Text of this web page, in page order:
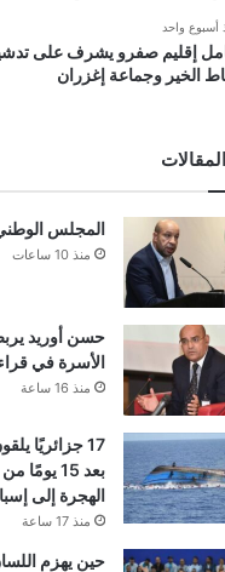
أسبوع واحد
إقليم صفرو يشرف على
الخير وجماعة إغزران
المجلس
منذ 10 ساعات
حسن أوريد
الأسرة في
منذ 16 ساعة
17 جزائريًا
بعد 15
الهجرة إلى
منذ 17 ساعة
حين يهزم